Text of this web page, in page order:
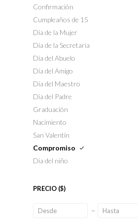
Confirmación
Cumpleaños de 15
Día de la Mujer
Día de la Secretaria
Día del Abuelo
Día del Amigo
Día del Maestro
Día del Padre
Graduación
Nacimiento
San Valentín
Compromiso
Día del niño
PRECIO ($)